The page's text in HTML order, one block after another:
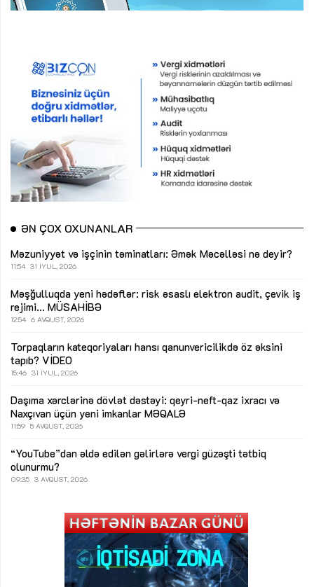
ƏN ÇOX OXUNANLAR
Məzuniyyət və işçinin təminatları: Əmək Məcəlləsi nə deyir?
11:54 31 İYUL, 2026
Məşğulluqda yeni hədəflər: risk əsaslı elektron audit, çevik iş
rejimi... MÜSAHİBƏ
12:54 6 AVQUST, 2026
Torpaqların kateqoriyaları hansı qanunvericilikdə öz əksini
tapıb? VİDEO
15:46 31 İYUL, 2026
Daşıma xərclərinə dövlət dəstəyi: qeyri-neft-qaz ixracı və
Naxçıvan üçün yeni imkanlar MƏQALƏ
11:59 5 AVQUST, 2026
“YouTube”dan əldə edilən gəlirlərə vergi güzəşti tətbiq
olunurmu?
09:35 3 AVQUST, 2026